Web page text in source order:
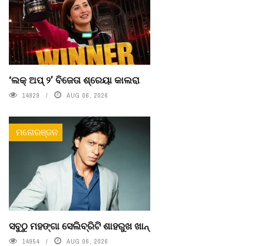
‘ଲକ୍ ଅପ୍ ୨’ ବିଜେତା ଶ୍ରେୟା କାଲରା
14829 AUG 06, 2026
ମନୋରଞ୍ଜନ
ସବୁଠୁ ମହଙ୍ଗା ସେଲିବ୍ରିଟି ଶାହରୁଖ ଖାନ୍
14954 AUG 06, 2026